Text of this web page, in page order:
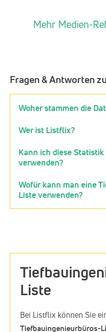
Mehr Medien-
Fragen & Antworten
Woher stammen die
Wer ist Listflix?
Kann ich diese
verwenden?
Wofür kann man eine
Liste verwenden?
Liste
Bei Listflix können Sie
Tiefbauingenieurbüros-